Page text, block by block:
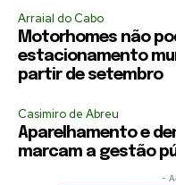
Arraial do Cabo
Motorhomes não
estacionamento
partir de setembro
Casimiro de Abreu
Aparelhamento e
marcam a gestão
-